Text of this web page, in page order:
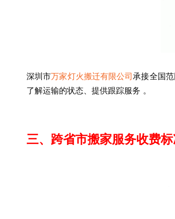
深圳市万家灯火搬迁有限公司承接全国
了解运输的状态、提供跟踪服务 。
三、跨省市搬家服务收费标